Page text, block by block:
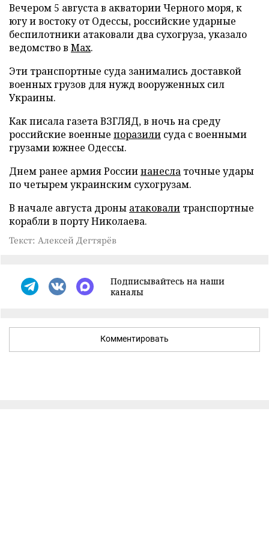
Вечером 5 августа в акватории Черного моря, к
югу и востоку от Одессы, российские ударные
беспилотники атаковали два сухогруза, указало
ведомство в Max.
Эти транспортные суда занимались доставкой
военных грузов для нужд вооруженных сил
Украины.
Как писала газета ВЗГЛЯД, в ночь на среду
российские военные поразили суда с военными
грузами южнее Одессы.
Днем ранее армия Россиинанесла точные удары
по четырем украинским сухогрузам.
В начале августа дроны атаковали транспортные
корабли в порту Николаева.
Текст: Алексей Дегтярёв
Подписывайтесь на наши
каналы
Комментировать